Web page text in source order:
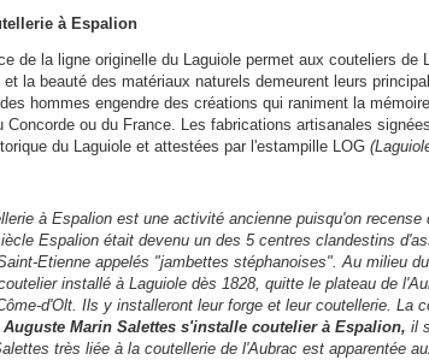
à Espalion
de la ligne originelle du Laguiole permet aux couteliers
la beauté des matériaux naturels demeurent leurs
hommes engendre des créations qui raniment la
Concorde ou du France. Les fabrications artisanales
du Laguiole et attestées par l'estampille LOG
à Espalion est une activité ancienne puisqu'on
Espalion était devenu un des 5 centres clandestins
Etienne appelés "jambettes stéphanoises".Au milieu
installé à Laguiole dès 1828, quitte le plateau de
d'Olt. Ils y installeront leur forge et leur coutellerie. La
Marin Salettes s'installe coutelier à Espalion, il
très liée à la coutellerie de l'Aubrac est apparentée